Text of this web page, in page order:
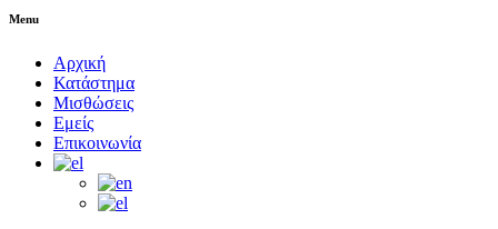
Menu
Αρχική
Κατάστημα
Μισθώσεις
Εμείς
Επικοινωνία